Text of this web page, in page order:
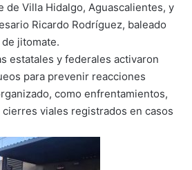
de Villa Hidalgo, Aguascalientes, y
Ricardo Rodríguez, baleado
jitomate.
estatales y federales activaron
para prevenir reacciones
como enfrentamientos,
viales registrados en casos